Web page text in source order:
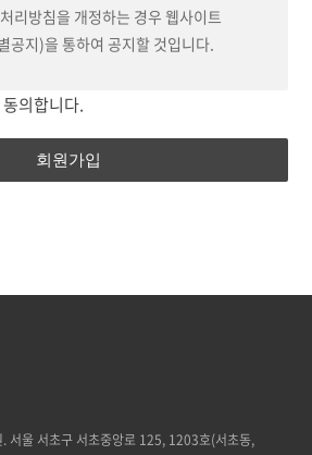
“회원”이 부여 받은 “아이디와 일치되는
고 비밀보호를 위해 “회원” 자신이 정한 문자
은 “회사”가 유료로 제공하는 각종
) 및 제반 서비스를 의미합니다.
비스의 효율적 이용을 위해 회사가 임의로
할 수 있는 재산적 가치가 없는 “서비스”
의 내용을 “회원”이 쉽게 알 수 있도록
리방침을 개정하는 경우 웹사이트
공지)을 통하여 공지할 것입니다.
적
다음의 목적을 위해 처리합니다. 처리한
의 목적이외의 용도로는 사용되지 않으며
, 제한적 본인확인제 시행에 따른 본인확인,
부 확인, 각종 고지·통지, 고충처리, 분쟁
존 등을 목적으로 개인정보를 처리합니다.
, 민원사항 확인, 사실조사를 위한 연락·통지,
의합니다.
서울 서초구 서초중앙로 125, 1203호(서초동,